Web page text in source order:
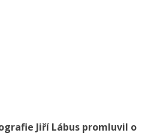
Jiří Lábus promluvil o